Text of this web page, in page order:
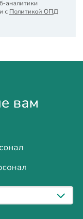
аналитики
с Политикой ОПД
вам